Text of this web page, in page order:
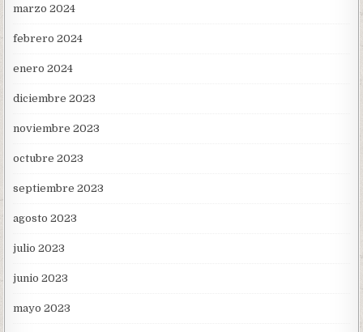
marzo 2024
febrero 2024
enero 2024
diciembre 2023
noviembre 2023
octubre 2023
septiembre 2023
agosto 2023
julio 2023
junio 2023
mayo 2023